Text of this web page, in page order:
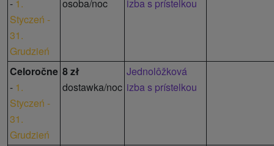
- 1.
Styczeń -
31.
Grudzień
osoba/noc
izba s prístelkou
Celoročne
- 1.
Styczeń -
31.
Grudzień
8 zł
dostawka/noc
Jednolôžková
izba s prístelkou